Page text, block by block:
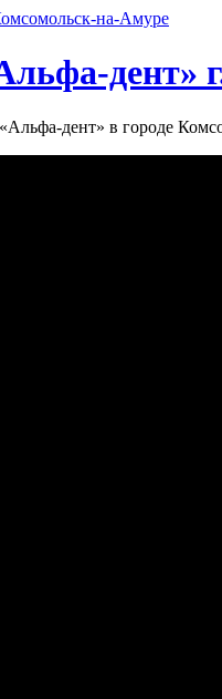
дент»‎
дент» в городе